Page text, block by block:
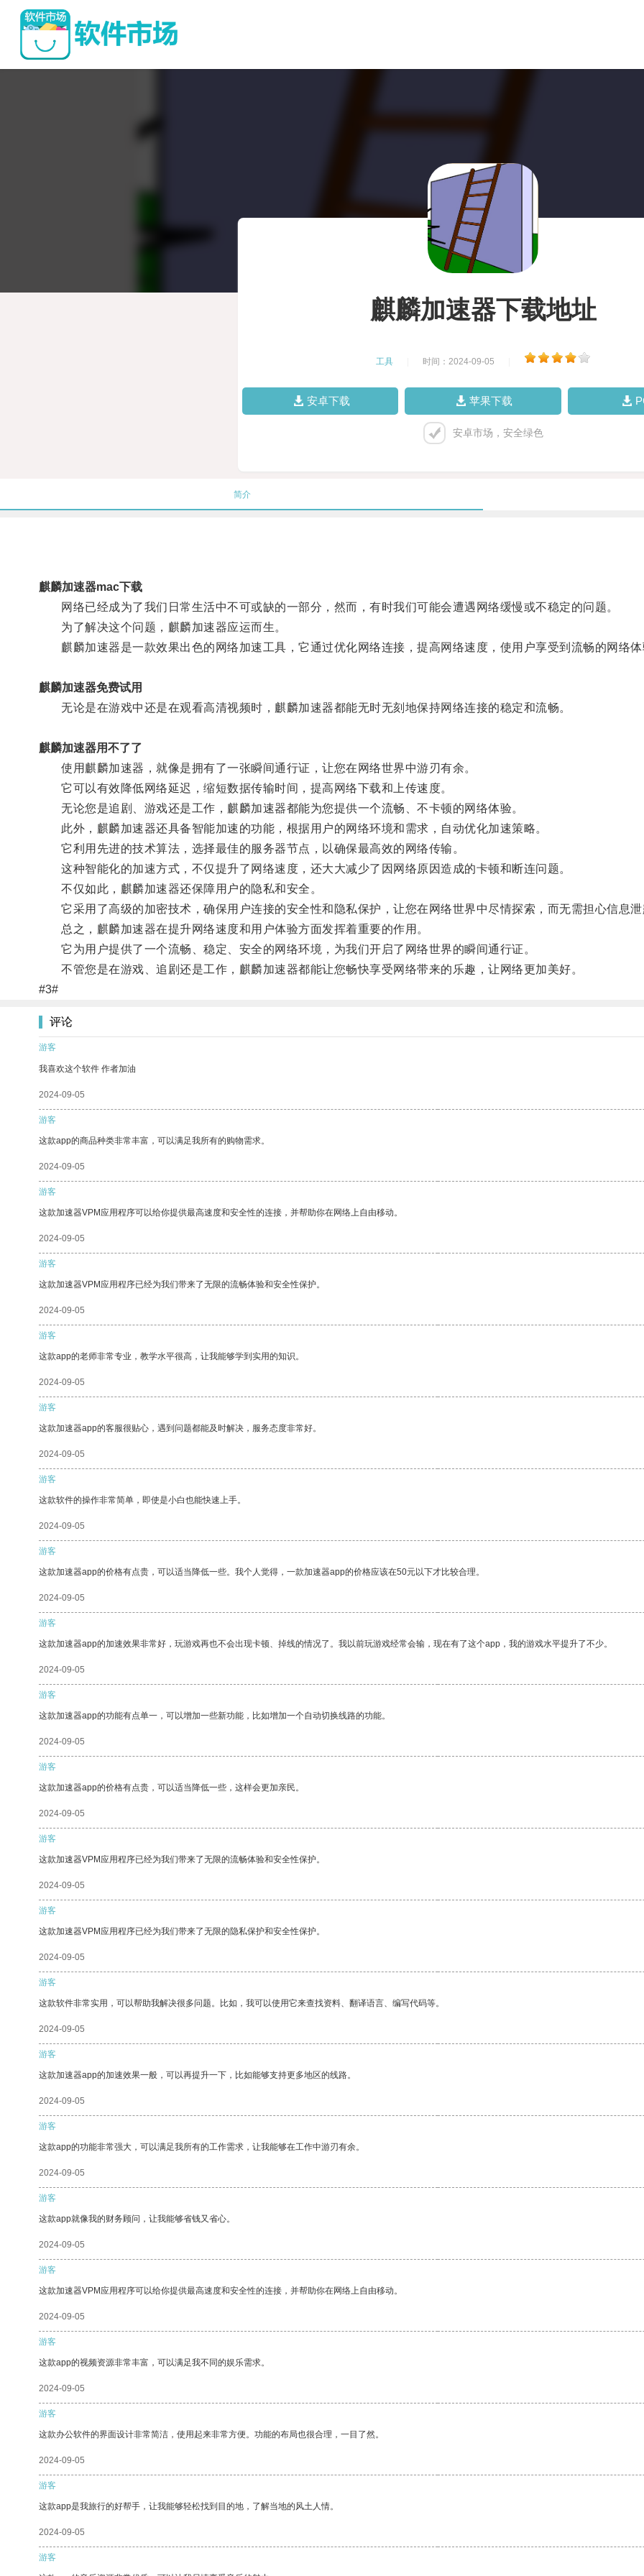
麒麟加速器下载地址
工具 时间：2024-09-05
安卓下载 苹果下载
安卓市场，安全绿色
简介
麒麟加速器mac下载
网络已经成为了我们日常生活中不可或缺的一部分，然而，有时我们可能会遭遇网络缓慢或不稳定的问题。
为了解决这个问题，麒麟加速器应运而生。
麒麟加速器是一款效果出色的网络加速工具，它通过优化网络连接，提高网络速度，使用户享受到流畅的网络体
麒麟加速器免费试用
无论是在游戏中还是在观看高清视频时，麒麟加速器都能无时无刻地保持网络连接的稳定和流畅。
麒麟加速器用不了了
使用麒麟加速器，就像是拥有了一张瞬间通行证，让您在网络世界中游刃有余。
它可以有效降低网络延迟，缩短数据传输时间，提高网络下载和上传速度。
无论您是追剧、游戏还是工作，麒麟加速器都能为您提供一个流畅、不卡顿的网络体验。
此外，麒麟加速器还具备智能加速的功能，根据用户的网络环境和需求，自动优化加速策略。
它利用先进的技术算法，选择最佳的服务器节点，以确保最高效的网络传输。
这种智能化的加速方式，不仅提升了网络速度，还大大减少了因网络原因造成的卡顿和断连问题。
不仅如此，麒麟加速器还保障用户的隐私和安全。
它采用了高级的加密技术，确保用户连接的安全性和隐私保护，让您在网络世界中尽情探索，而无需担心信息泄
总之，麒麟加速器在提升网络速度和用户体验方面发挥着重要的作用。
它为用户提供了一个流畅、稳定、安全的网络环境，为我们开启了网络世界的瞬间通行证。
不管您是在游戏、追剧还是工作，麒麟加速器都能让您畅快享受网络带来的乐趣，让网络更加美好。
#3#
评论
游客
我喜欢这个软件 作者加油
2024-09-05
游客
这款app的商品种类非常丰富，可以满足我所有的购物需求。
2024-09-05
游客
这款加速器VPM应用程序可以给你提供最高速度和安全性的连接，并帮助你在网络上自由移动。
2024-09-05
游客
这款加速器VPM应用程序已经为我们带来了无限的流畅体验和安全性保护。
2024-09-05
游客
这款app的老师非常专业，教学水平很高，让我能够学到实用的知识。
2024-09-05
游客
这款加速器app的客服很贴心，遇到问题都能及时解决，服务态度非常好。
2024-09-05
游客
这款软件的操作非常简单，即使是小白也能快速上手。
2024-09-05
游客
这款加速器app的价格有点贵，可以适当降低一些。我个人觉得，一款加速器app的价格应该在50元以下才比较合理。
2024-09-05
游客
这款加速器app的加速效果非常好，玩游戏再也不会出现卡顿、掉线的情况了。我以前玩游戏经常会输，现在有了这个app，我的游戏水平提升了不少。
2024-09-05
游客
这款加速器app的功能有点单一，可以增加一些新功能，比如增加一个自动切换线路的功能。
2024-09-05
游客
这款加速器app的价格有点贵，可以适当降低一些，这样会更加亲民。
2024-09-05
游客
这款加速器VPM应用程序已经为我们带来了无限的流畅体验和安全性保护。
2024-09-05
游客
这款加速器VPM应用程序已经为我们带来了无限的隐私保护和安全性保护。
2024-09-05
游客
这款软件非常实用，可以帮助我解决很多问题。比如，我可以使用它来查找资料、翻译语言、编写代码等。
2024-09-05
游客
这款加速器app的加速效果一般，可以再提升一下，比如能够支持更多地区的线路。
2024-09-05
游客
这款app的功能非常强大，可以满足我所有的工作需求，让我能够在工作中游刃有余。
2024-09-05
游客
这款app就像我的财务顾问，让我能够省钱又省心。
2024-09-05
游客
这款加速器VPM应用程序可以给你提供最高速度和安全性的连接，并帮助你在网络上自由移动。
2024-09-05
游客
这款app的视频资源非常丰富，可以满足我不同的娱乐需求。
2024-09-05
游客
这款办公软件的界面设计非常简洁，使用起来非常方便。功能的布局也很合理，一目了然。
2024-09-05
游客
这款app是我旅行的好帮手，让我能够轻松找到目的地，了解当地的风土人情。
2024-09-05
游客